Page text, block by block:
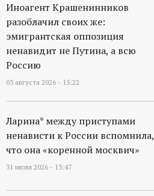
Иноагент Крашенинников
разоблачил своих же:
эмигрантская оппозиция
ненавидит не Путина, а всю
Россию
03 августа 2026 - 15:22
Ларина* между приступами
ненависти к России вспомнила,
что она «коренной москвич»
31 июля 2026 - 13:47